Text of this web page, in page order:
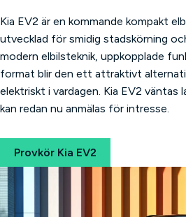
Kia EV2 är en kommande kompakt
utvecklad för smidig stadskörning
modern elbilsteknik, uppkopplade
format blir den ett attraktivt
elektriskt i vardagen. Kia EV2 väntas
kan redan nu anmälas för intresse.
Provkör Kia EV2